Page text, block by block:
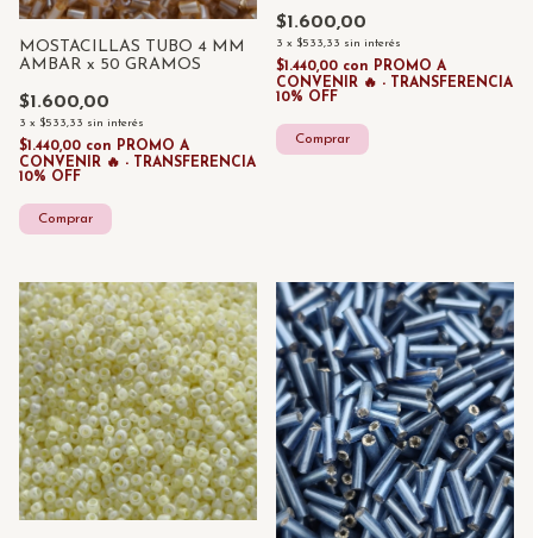
MOSTACILLAS TUBO 4 MM
AMBAR x 50 GRAMOS
$1.600,00
3 x $533,33 sin interés
$1.440,00 con PROMO A
CONVENIR 🔥 - TRANSFERENCIA
10% OFF
$1.600,00
3 x $533,33 sin interés
$1.440,00 con PROMO A
CONVENIR 🔥 - TRANSFERENCIA
10% OFF